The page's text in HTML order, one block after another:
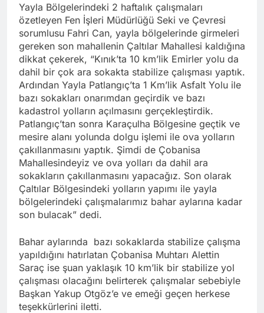
Yayla Bölgelerindeki 2 haftalık çalışmaları
özetleyen Fen İşleri Müdürlüğü Seki ve Çevresi
sorumlusu Fahri Can, yayla bölgelerinde girmeleri
gereken son mahallenin Çaltılar Mahallesi kaldığına
dikkat çekerek, “Kınık’ta 10 km’lik Emirler yolu da
dahil bir çok ara sokakta stabilize çalışması yaptık.
Ardından Yayla Patlangıç’ta 1 Km’lik Asfalt Yolu ile
bazı sokakları onarımdan geçirdik ve bazı
kadastrol yolların açılmasını gerçekleştirdik.
Patlangıç’tan sonra Karaçulha Bölgesine geçtik ve
mesire alanı yolunda dolgu işlemi ile ova yolların
çakıllanmasını yaptık. Şimdi de Çobanisa
Mahallesindeyiz ve ova yolları da dahil ara
sokakların çakıllanmasını yapacağız. Son olarak
Çaltılar Bölgesindeki yolların yapımı ile yayla
bölgelerindeki çalışmalarımız bahar aylarına kadar
son bulacak” dedi.
Bahar aylarında bazı sokaklarda stabilize çalışma
yapıldığını hatırlatan Çobanisa Muhtarı Alettin
Saraç ise şuan yaklaşık 10 km’lik bir stabilize yol
çalışması olacağını belirterek çalışmalar sebebiyle
Başkan Yakup Otgöz’e ve emeği geçen herkese
teşekkürlerini iletti.